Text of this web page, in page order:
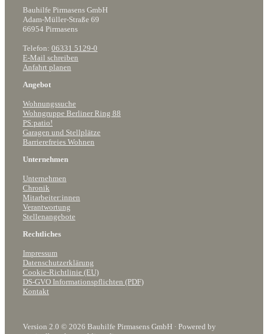
Bauhilfe Pirmasens GmbH
Adam-Müller-Straße 69
66954 Pirmasens
Telefon: 06331 5129-0
E-Mail schreiben
Anfahrt planen
Angebot
Wohnungssuche
Wohngruppe Berliner Ring 88
PS:patio!
Garagen und Stellplätze
Barrierefreies Wohnen
Unternehmen
Unternehmen
Chronik
Mitarbeiter:innen
Verantwortung
Stellenangebote
Rechtliches
Impressum
Datenschutzerklärung
Cookie-Richtlinie (EU)
DS-GVO Informationspflichten (PDF)
Kontakt
Version 2.0 © 2026 Bauhilfe Pirmasens GmbH · Powered by